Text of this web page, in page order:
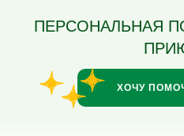
ПЕРСОНАЛЬНАЯ
ХОЧУ
Хочу
программе